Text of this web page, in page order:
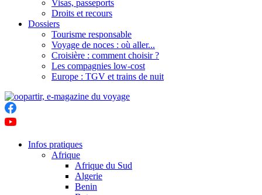
Visas, passeports
Droits et recours
Dossiers
Tourisme responsable
Voyage de noces : où aller...
Croisière : comment choisir ?
Les compagnies low-cost
Europe : TGV et trains de nuit
Infos pratiques
Afrique
Afrique du Sud
Algerie
Benin